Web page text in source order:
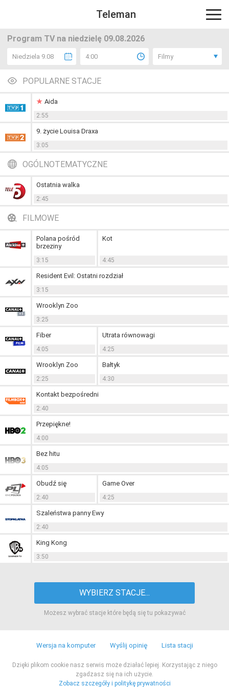
Teleman
Program TV na niedzielę 09.08.2026
Niedziela 9.08 4:00 Filmy
POPULARNE STACJE
Aida
2:55
9. życie Louisa Draxa
3:05
OGÓLNOTEMATYCZNE
Ostatnia walka
2:45
FILMOWE
Polana pośród
brzeziny
3:15
Kot
4:45
Resident Evil: Ostatni rozdział
3:15
Wrooklyn Zoo
3:25
Fiber
4:05
Utrata równowagi
4:25
Wrooklyn Zoo
2:25
Bałtyk
4:30
Kontakt bezpośredni
2:40
Przepiękne!
4:00
Bez hitu
4:05
Obudź się
2:40
Game Over
4:25
Szaleństwa panny Ewy
2:40
King Kong
3:50
WYBIERZ STACJE...
Możesz wybrać stacje które będą się tu pokazywać
Wersja na komputer Wyślij opinię Lista stacji
Dzięki plikom cookie nasz serwis może działać lepiej. Korzystając z niego
zgadzasz się na ich użycie.
Zobacz szczegóły i politykę prywatności